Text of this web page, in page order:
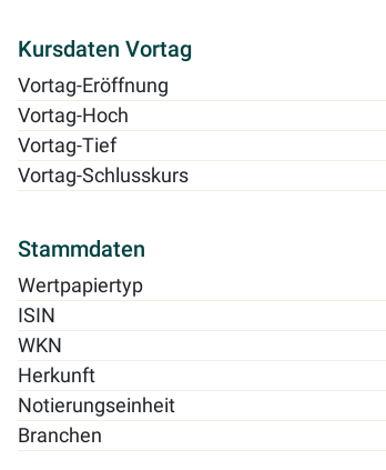
Kursdaten Vortag
Vortag-Eröffnung
Vortag-Hoch
Vortag-Tief
Vortag-Schlusskurs
Stammdaten
Wertpapiertyp
ISIN
WKN
Herkunft
Notierungseinheit
Branchen